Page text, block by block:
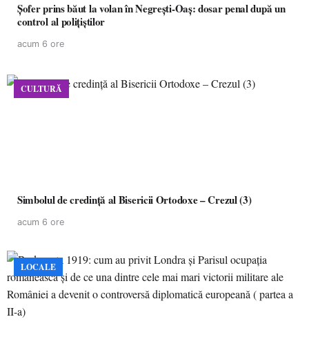
Șofer prins băut la volan în Negrești-Oaș: dosar penal după un
control al polițiștilor
acum 6 ore
CULTURĂ
Simbolul de credinţă al Bisericii Ortodoxe – Crezul (3)
acum 6 ore
LOCALE